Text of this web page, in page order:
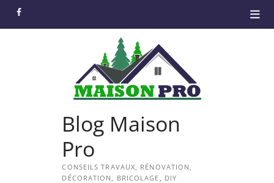
facebook
Blog Maison
Pro
CONSEILS TRAVAUX, RÉNOVATION,
DÉCORATION, BRICOLAGE, DIY